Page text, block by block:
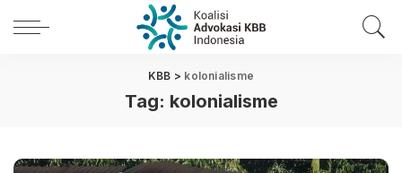
KBB > kolonialisme
Tag: kolonialisme